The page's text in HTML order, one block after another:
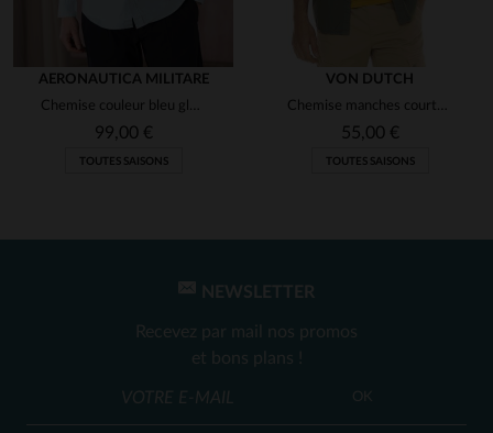
AERONAUTICA MILITARE
Chemise couleur bleu glacier avec logo aéronautique
99,00 €
TOUTES SAISONS
VON DUTCH
Chemise manches courtes en coton army kaki
55,00 €
TOUTES SAISONS
NEWSLETTER
Recevez par mail nos promos
et bons plans !
OK